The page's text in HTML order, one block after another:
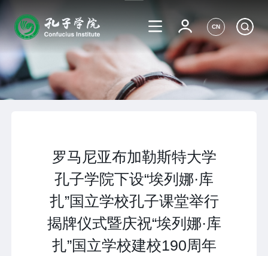
CN
罗马尼亚布加勒斯特大学
孔子学院下设“埃列娜·库
扎”国立学校孔子课堂举行
揭牌仪式暨庆祝“埃列娜·库
扎”国立学校建校190周年